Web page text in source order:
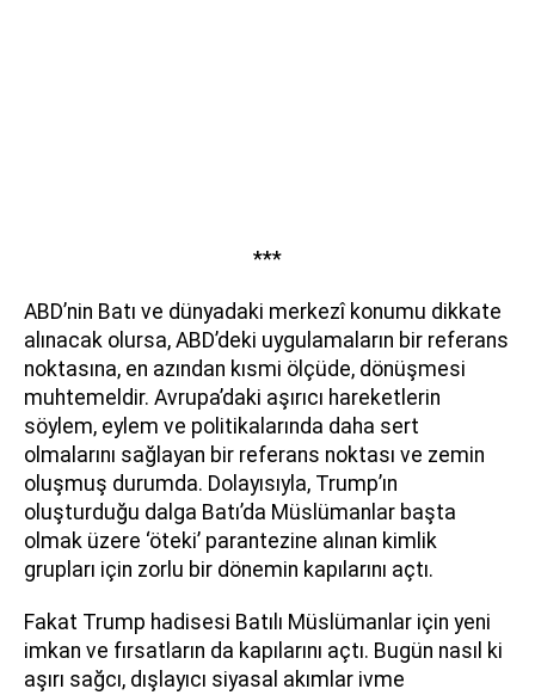
***
ABD’nin Batı ve dünyadaki merkezî konumu dikkate
alınacak olursa, ABD’deki uygulamaların bir referans
noktasına, en azından kısmi ölçüde, dönüşmesi
muhtemeldir. Avrupa’daki aşırıcı hareketlerin
söylem, eylem ve politikalarında daha sert
olmalarını sağlayan bir referans noktası ve zemin
oluşmuş durumda. Dolayısıyla, Trump’ın
oluşturduğu dalga Batı’da Müslümanlar başta
olmak üzere ‘öteki’ parantezine alınan kimlik
grupları için zorlu bir dönemin kapılarını açtı.
Fakat Trump hadisesi Batılı Müslümanlar için yeni
imkan ve fırsatların da kapılarını açtı. Bugün nasıl ki
aşırı sağcı, dışlayıcı siyasal akımlar ivme